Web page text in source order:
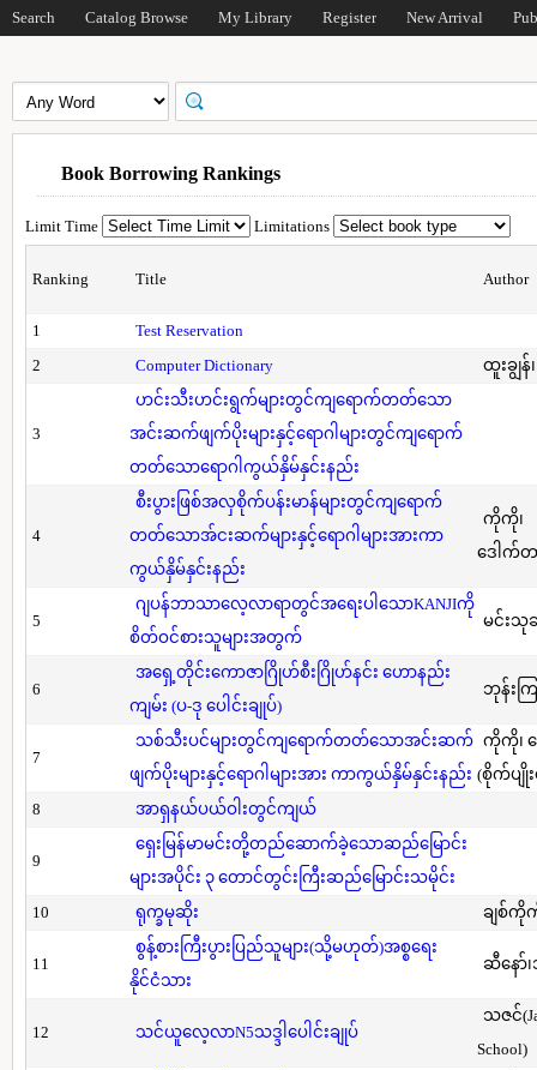
Search Catalog Browse My Library Register New Arrival
Book Borrowing Rankings
Limit Time Limitations
Ranking Title Author
1
Test Reservation
2
Computer Dictionary ထူးချွန်
3
ဟင်းသီးဟင်းရွက်များတွင်ကျရောက်တတ်သော
အင်းဆက်ဖျက်ပိုးများနှင့်ရောဂါများတွင်ကျရောက်
တတ်သောရောဂါကွယ်နှိမ်နှင်းနည်း
4
စီးပွားဖြစ်အလှစိုက်ပန်းမာန်များတွင်ကျရောက်
တတ်သောအ်ငးဆက်များနှင့်ရောဂါများအားကာ
ကွယ်နှိမ်နှင်းနည်း
ကိုကို၊
ဒေါက်တ
5
ဂျပန်ဘာသာလေ့လာရာတွင်အရေးပါသောKANJIကို
စိတ်ဝင်စားသူများအတွက်
မင်းသုခ
6
အရှေ့တိုင်းကောဇာဂြိုဟ်စီးဂြိုဟ်နင်း ဟောနည်း
ကျမ်း (ပ-ဒု ပေါင်းချုပ်)
ဘုန်းက
7
သစ်သီးပင်များတွင်ကျရောက်တတ်သောအင်းဆက်
ဖျက်ပိုးများနှင့်ရောဂါများအား ကာကွယ်နှိမ်နှင်းနည်း
ကိုကို၊
(စိုက်ပျိုး
8
အာရှနယ်ပယ်ဝါးတွင်ကျယ်
9
ရှေးမြန်မာမင်းတို့တည်ဆောက်ခဲ့သောဆည်မြောင်း
များအပိုင်း ၃ တောင်တွင်းကြီးဆည်မြောင်းသမိုင်း
10
ရုက္ခမုဆိုး ချစ်ကို
11
စွန့်စားကြီးပွားပြည်သူများ(သို့မဟုတ်)အစ္စရေး
နိုင်ငံသား
ဆီနော်၊
12 သင်ယူလေ့လာN5သဒ္ဒါပေါင်းချုပ်
သဇင်
School)